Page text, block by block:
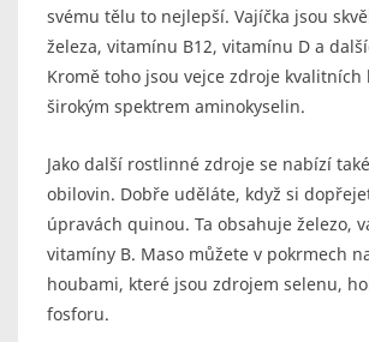
svému tělu to nejlepší. Vajíčka jsou
železa, vitamínu B12, vitamínu D a
Kromě toho jsou vejce zdroje kvalitních
širokým spektrem aminokyselin.
Jako další rostlinné zdroje se nabízí
obilovin. Dobře uděláte, když si
úpravách quinou. Ta obsahuje železo,
vitamíny B. Maso můžete v pokrmech
houbami, které jsou zdrojem selenu,
fosforu.